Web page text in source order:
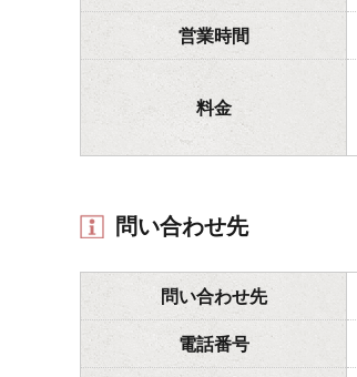
営業時間
料金
問い合わせ先
問い合わせ先
電話番号